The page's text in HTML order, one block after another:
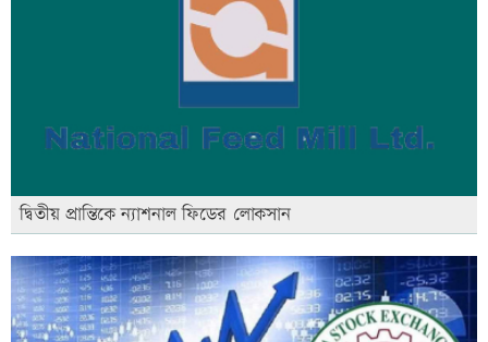
দ্বিতীয় প্রান্তিকে ন্যাশনাল ফিডের লোকসান